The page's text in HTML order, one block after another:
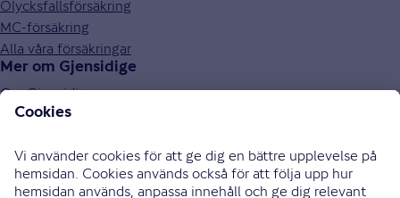
Olycksfallsförsäkring
MC-försäkring
Alla våra försäkringar
Mer om Gjensidige
Om Gjensidige
Jobba hos oss
Press och media
Investor relations